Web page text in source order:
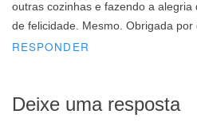
outras cozinhas e fazendo a
de felicidade. Mesmo. Obrigada por
RESPONDER
Deixe uma resposta